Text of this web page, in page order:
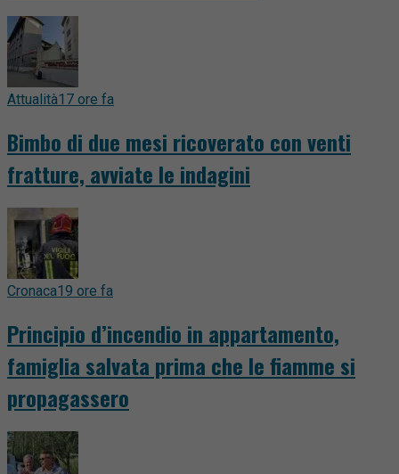
Attualità17 ore fa
Bimbo di due mesi ricoverato con venti
fratture, avviate le indagini
Cronaca19 ore fa
Principio d’incendio in appartamento,
famiglia salvata prima che le fiamme si
propagassero